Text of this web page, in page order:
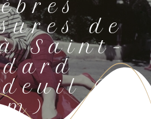
de
Saint-
(2